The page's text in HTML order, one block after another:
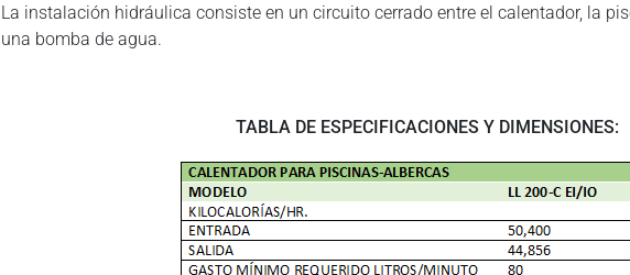
La instalación hidráulica consiste en un circuito cerrado entre el calentador, la
una bomba de agua.
TABLA DE ESPECIFICACIONES Y DIMENSIONES: